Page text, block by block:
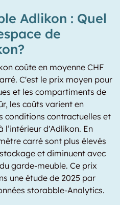
Adlikon : Quel
de
coûte en moyenne CHF
C'est le prix moyen pour
et les compartiments de
les coûts varient en
conditions contractuelles et
d'Adlikon. En
carré sont plus élevés
et diminuent avec
garde-meuble. Ce prix
une étude de 2025 par
storabble-Analytics.